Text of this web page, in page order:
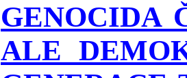
GENOCIDA
ALE